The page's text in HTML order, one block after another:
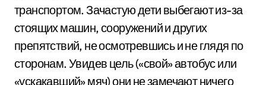
транспортом. Зачастую дети выбегают из-за
стоящих машин, сооружений и других
препятствий, не осмотревшись и не глядя по
сторонам. Увидев цель («свой» автобус или
«ускакавший» мяч) они не замечают ничего